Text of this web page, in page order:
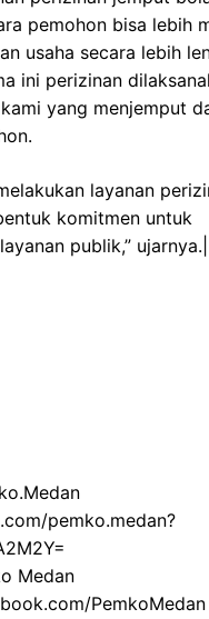
pemohon bisa lebih
usaha secara lebih
ini perizinan
yang menjemput
layanan
komitmen untuk
publik,”
pemko.medan?
Medan
PemkoMedan